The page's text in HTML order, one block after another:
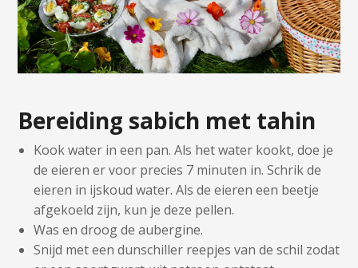
Bereiding sabich met tahin
Kook water in een pan. Als het water kookt, doe je
de eieren er voor precies 7 minuten in.Schrik de
eieren in ijskoud water. Als de eieren een beetje
afgekoeld zijn, kun je deze pellen.
Was en droog de aubergine.
Snijd met een dunschiller reepjes van de schil zodat